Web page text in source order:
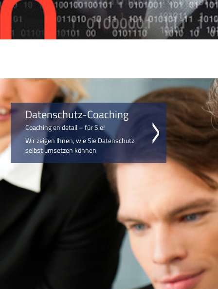
Datenschutz-Coaching
Coaching en detail – für Sie!
Wir zeigen Ihnen, wie Sie Datenschutz
selbst umsetzen können